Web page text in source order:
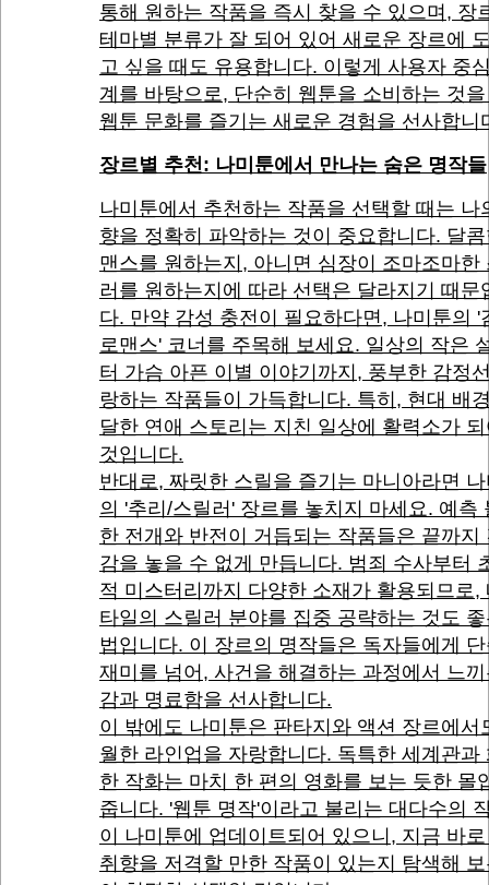
통해 원하는 작품을 즉시 찾을 수 있으며, 장
테마별 분류가 잘 되어 있어 새로운 장르에
고 싶을 때도 유용합니다. 이렇게 사용자 중
계를 바탕으로, 단순히 웹툰을 소비하는 것
웹툰 문화를 즐기는 새로운 경험을 선사합니
장르별 추천: 나미툰에서 만나는 숨은 명작들
나미툰에서 추천하는 작품을 선택할 때는 나
향을 정확히 파악하는 것이 중요합니다. 달
맨스를 원하는지, 아니면 심장이 조마조마한
러를 원하는지에 따라 선택은 달라지기 때문
다. 만약 감성 충전이 필요하다면, 나미툰의 '
로맨스' 코너를 주목해 보세요. 일상의 작은
터 가슴 아픈 이별 이야기까지, 풍부한 감정
랑하는 작품들이 가득합니다. 특히, 현대 배
달한 연애 스토리는 지친 일상에 활력소가
것입니다.
반대로, 짜릿한 스릴을 즐기는 마니아라면
의 '추리/스릴러' 장르를 놓치지 마세요. 예측
한 전개와 반전이 거듭되는 작품들은 끝까지
감을 놓을 수 없게 만듭니다. 범죄 수사부터
적 미스터리까지 다양한 소재가 활용되므로,
타일의 스릴러 분야를 집중 공략하는 것도
법입니다. 이 장르의 명작들은 독자들에게
재미를 넘어, 사건을 해결하는 과정에서 느
감과 명료함을 선사합니다.
이 밖에도 나미툰은 판타지와 액션 장르에서
월한 라인업을 자랑합니다. 독특한 세계관과
한 작화는 마치 한 편의 영화를 보는 듯한 몰
줍니다. '웹툰 명작'이라고 불리는 대다수의
이 나미툰에 업데이트되어 있으니, 지금 바
취향을 저격할 만한 작품이 있는지 탐색해